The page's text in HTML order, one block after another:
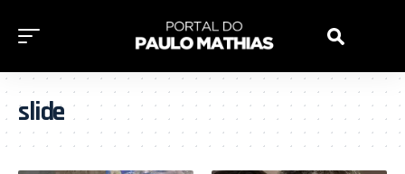
slide